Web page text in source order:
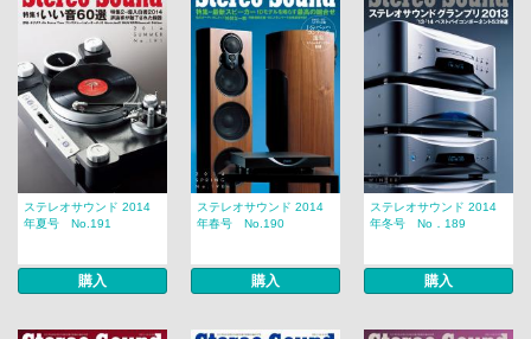
ステレオサウンド 2014
年夏号 No.191
購入
ステレオサウンド 2014
年春号 No.190
購入
ステレオサウンド 2014
年冬号 No．189
購入